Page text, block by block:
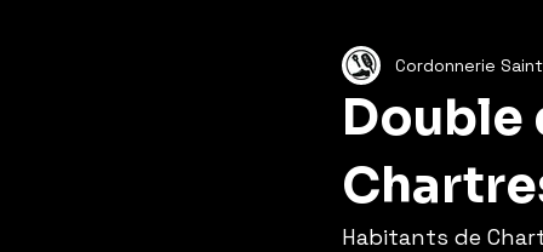
Double
Cordonnerie
Habitants de